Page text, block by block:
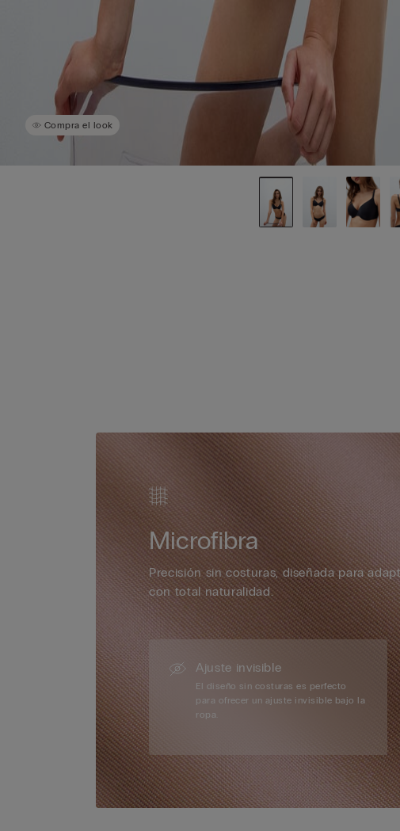
Compra el look
Microfibra
Precisión sin costuras, diseñada para
con total naturalidad.
Ajuste invisible
El diseño sin costuras es perfecto
para ofrecer un ajuste invisible bajo la
ropa.